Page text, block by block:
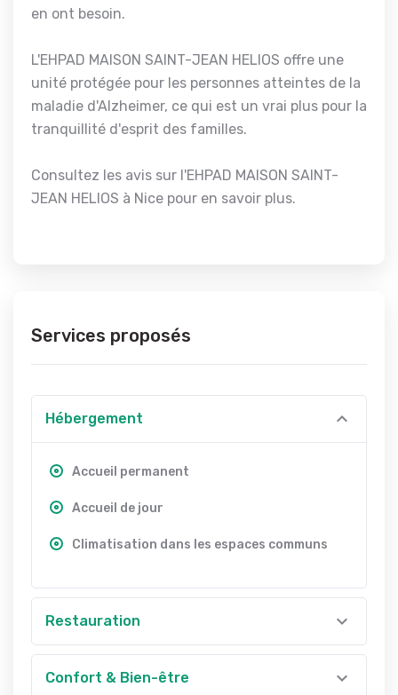
en ont besoin.
L'EHPAD MAISON SAINT-JEAN HELIOS offre une
unité protégée pour les personnes atteintes de la
maladie d'Alzheimer, ce qui est un vrai plus pour la
tranquillité d'esprit des familles.
Consultez les avis sur l'EHPAD MAISON SAINT-
JEAN HELIOS à Nice pour en savoir plus.
Services proposés
Hébergement
Accueil permanent
Accueil de jour
Climatisation dans les espaces communs
Restauration
Confort & Bien-être